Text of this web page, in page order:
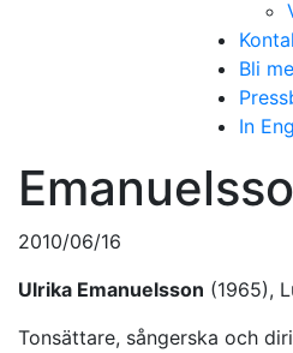
Bli
In
2010/06/16
Ulrika Emanuelsson (1965),
Tonsättare, sångerska och